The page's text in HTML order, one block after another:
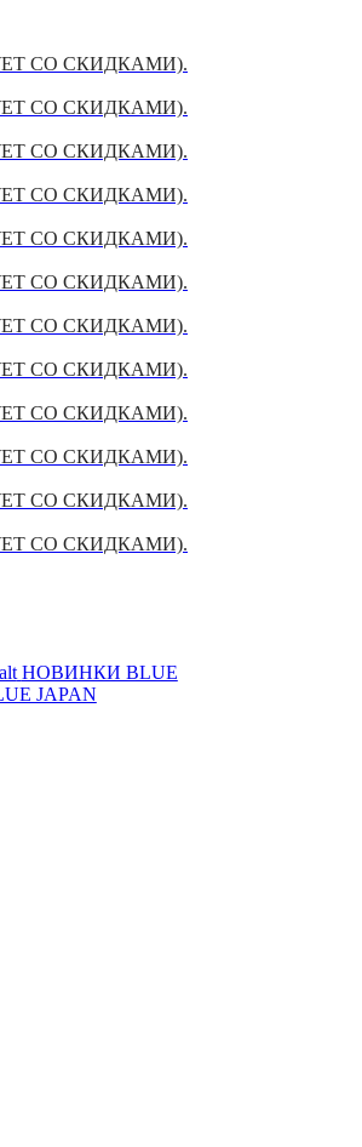
СО СКИДКАМИ).
СО СКИДКАМИ).
СО СКИДКАМИ).
СО СКИДКАМИ).
СО СКИДКАМИ).
СО СКИДКАМИ).
СО СКИДКАМИ).
СО СКИДКАМИ).
СО СКИДКАМИ).
СО СКИДКАМИ).
СО СКИДКАМИ).
СО СКИДКАМИ).
НОВИНКИ BLUE
JAPAN